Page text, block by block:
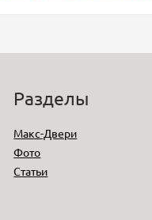
Разделы
Макс-Двери
Фото
Статьи